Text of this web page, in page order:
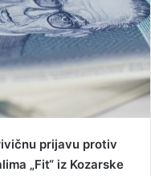
prijavu protiv
„Fit“ iz Kozarske